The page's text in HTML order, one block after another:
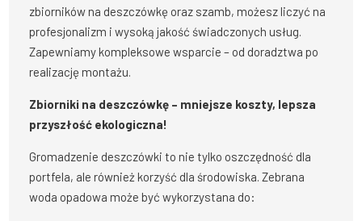
zbiorników na deszczówkę oraz szamb, możesz liczyć na
profesjonalizm i wysoką jakość świadczonych usług.
Zapewniamy kompleksowe wsparcie – od doradztwa po
realizację montażu.
Zbiorniki na deszczówkę – mniejsze koszty, lepsza
przyszłość ekologiczna!
Gromadzenie deszczówki to nie tylko oszczędność dla
portfela, ale również korzyść dla środowiska. Zebrana
woda opadowa może być wykorzystana do: